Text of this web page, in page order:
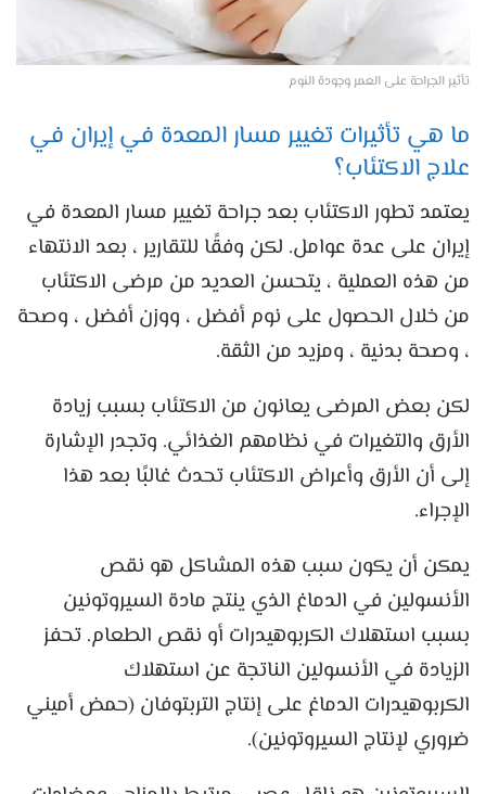
تأثير الجراحة على العمر وجودة النوم
ما هي تأثيرات تغيير مسار المعدة في إيران في
علاج الاكتئاب؟
يعتمد تطور الاكتئاب بعد جراحة تغيير مسار المعدة في
إيران على عدة عوامل. لكن وفقًا للتقارير ، بعد الانتهاء
من هذه العملية ، يتحسن العديد من مرضى الاكتئاب
من خلال الحصول على نوم أفضل ، ووزن أفضل ، وصحة
، وصحة بدنية ، ومزيد من الثقة.
لكن بعض المرضى يعانون من الاكتئاب بسبب زيادة
الأرق والتغيرات في نظامهم الغذائي. وتجدر الإشارة
إلى أن الأرق وأعراض الاكتئاب تحدث غالبًا بعد هذا
الإجراء.
يمكن أن يكون سبب هذه المشاكل هو نقص
الأنسولين في الدماغ الذي ينتج مادة السيروتونين
بسبب استهلاك الكربوهيدرات أو نقص الطعام. تحفز
الزيادة في الأنسولين الناتجة عن استهلاك
الكربوهيدرات الدماغ على إنتاج التربتوفان (حمض أميني
ضروري لإنتاج السيروتونين).